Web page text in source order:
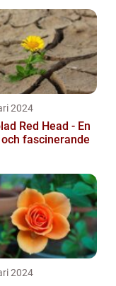
2024
Red Head - En
fascinerande
2024